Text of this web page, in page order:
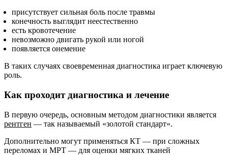
присутствует сильная боль после травмы
конечность выглядит неестественно
есть кровотечение
невозможно двигать рукой или ногой
появляется онемение
В таких случаях своевременная диагностика играет ключевую
роль.
Как проходит диагностика и лечение
В первую очередь, основным методом диагностики является
рентген — так называемый «золотой стандарт».
Дополнительно могут применяться КТ — при сложных
переломах и МРТ — для оценки мягких тканей